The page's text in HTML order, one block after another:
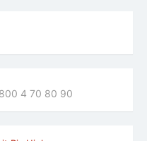
4 70 80 90